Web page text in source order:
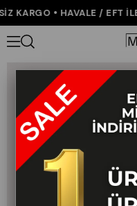
KARGO • HAVALE / EFT
Anasayfa YENİ GELENLER